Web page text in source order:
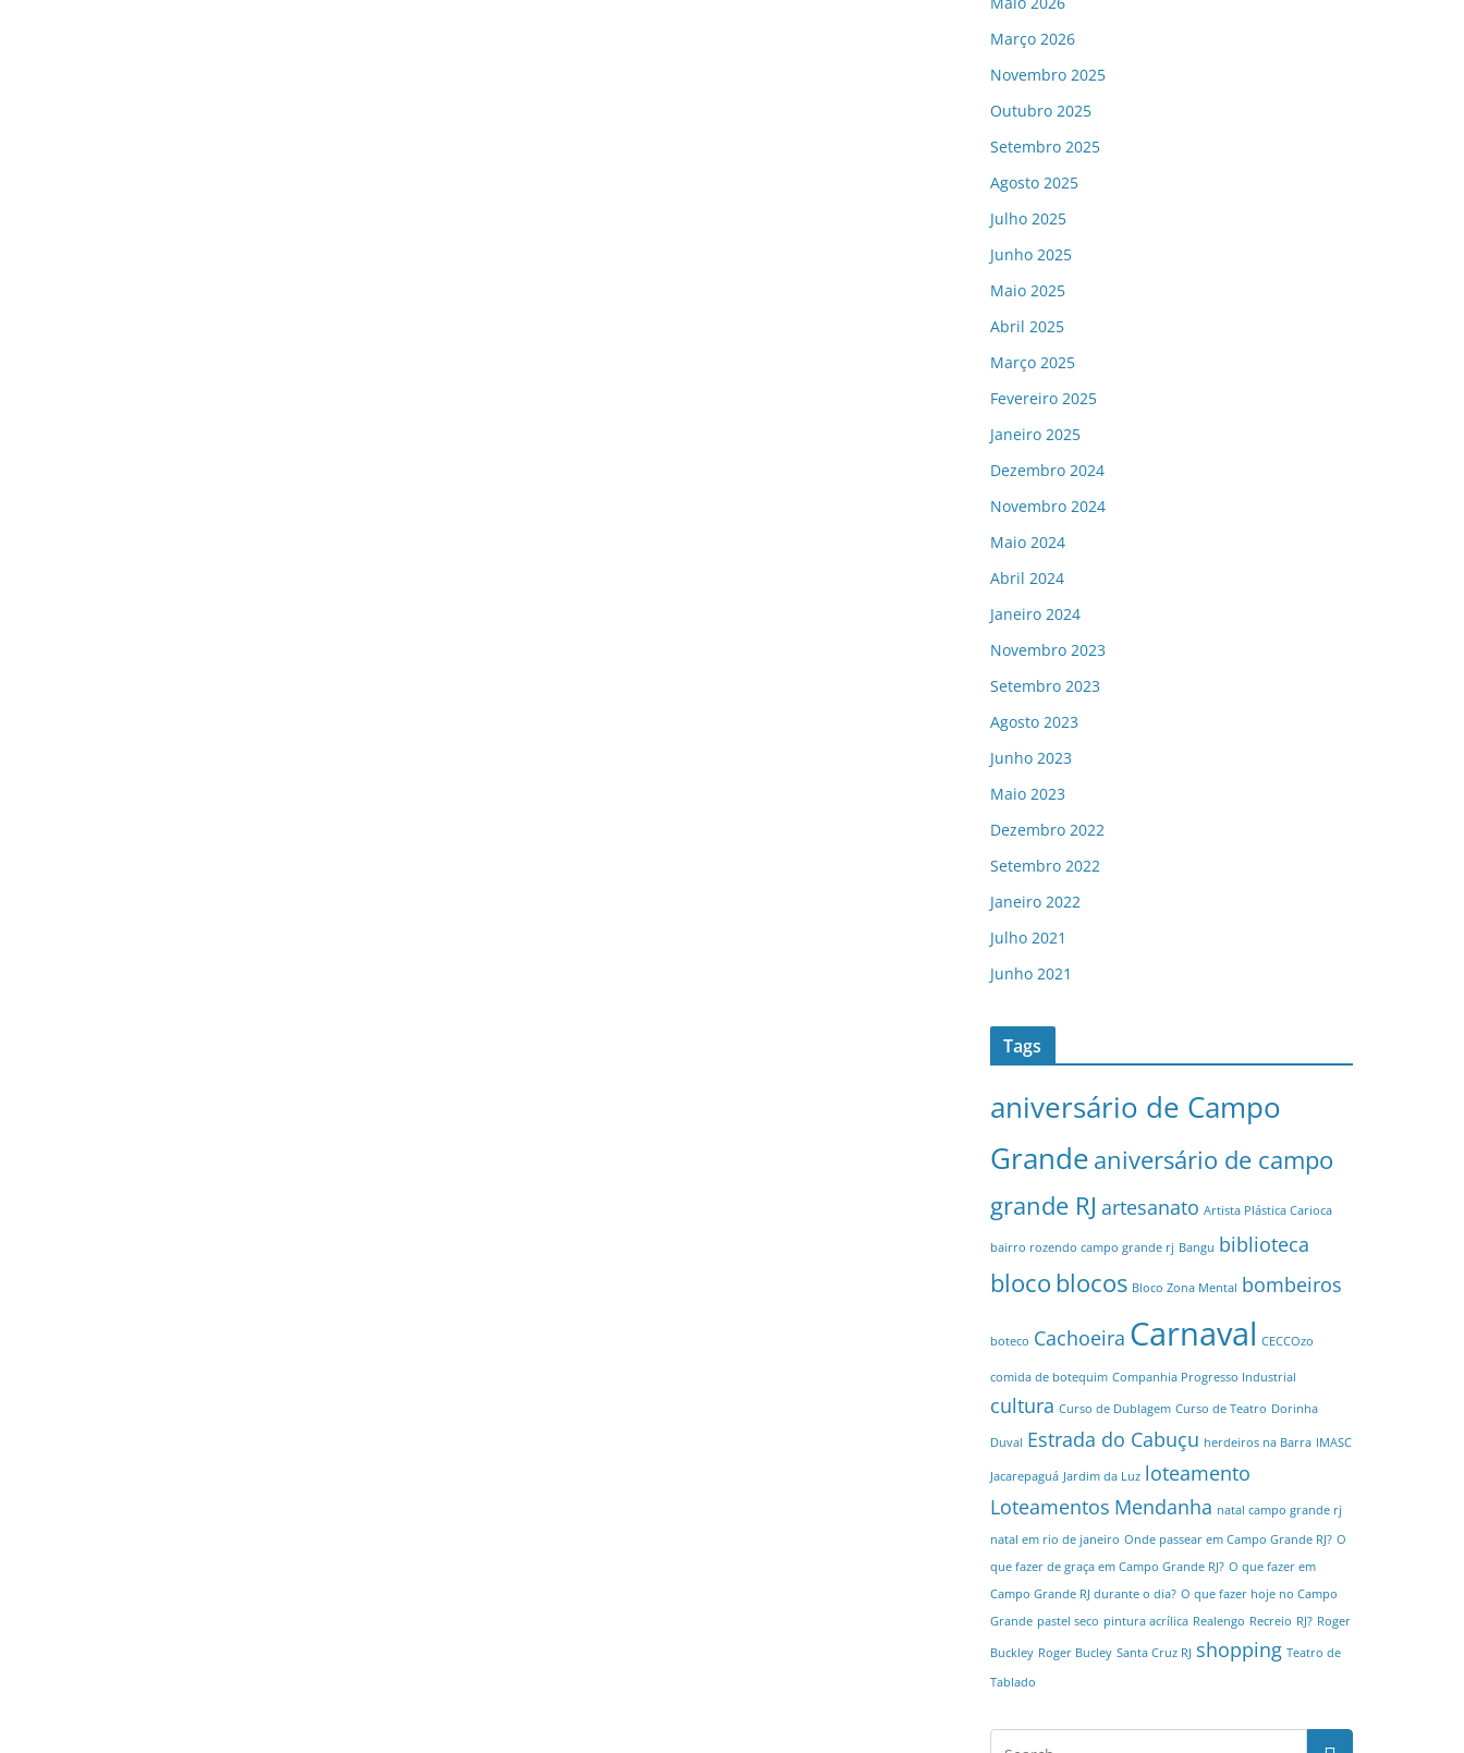
Março 2026
Novembro 2025
Outubro 2025
Setembro 2025
Agosto 2025
Julho 2025
Junho 2025
Maio 2025
Abril 2025
Março 2025
Fevereiro 2025
Janeiro 2025
Dezembro 2024
Novembro 2024
Maio 2024
Abril 2024
Janeiro 2024
Novembro 2023
Setembro 2023
Agosto 2023
Junho 2023
Maio 2023
Dezembro 2022
Setembro 2022
Janeiro 2022
Julho 2021
Junho 2021
Tags
aniversário de Campo
Grandeaniversário de campo
grande RJ artesanato Artista Plástica Carioca
bairro rozendo campo grande rj Bangu biblioteca
blocoblocos Bloco Zona Mental bombeiros
boteco Cachoeira Carnaval CECCOzo
comida de botequim Companhia Progresso Industrial
cultura Curso de Dublagem Curso de Teatro Dorinha
Duval Estrada do Cabuçu herdeiros na Barra IMASC
Jacarepaguá Jardim da Luz loteamento
Loteamentos Mendanha natal campo grande rj
natal em rio de janeiro Onde passear em Campo Grande RJ? O
que fazer de graça em Campo Grande RJ? O que fazer em
Campo Grande RJ durante o dia? O que fazer hoje no Campo
Grande pastel seco pintura acrílica Realengo Recreio RJ? Roger
Buckley Roger Bucley Santa Cruz RJ shopping Teatro de
Tablado